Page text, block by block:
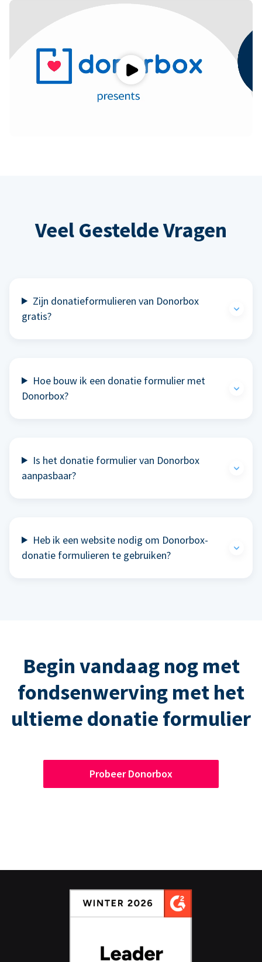
Play
Veel Gestelde Vragen
Zijn donatieformulieren van Donorbox
gratis?
Hoe bouw ik een donatie formulier met
Donorbox?
Is het donatie formulier van Donorbox
aanpasbaar?
Heb ik een website nodig om Donorbox-
donatie formulieren te gebruiken?
Begin vandaag nog met
fondsenwerving met het
ultieme donatie formulier
Probeer Donorbox